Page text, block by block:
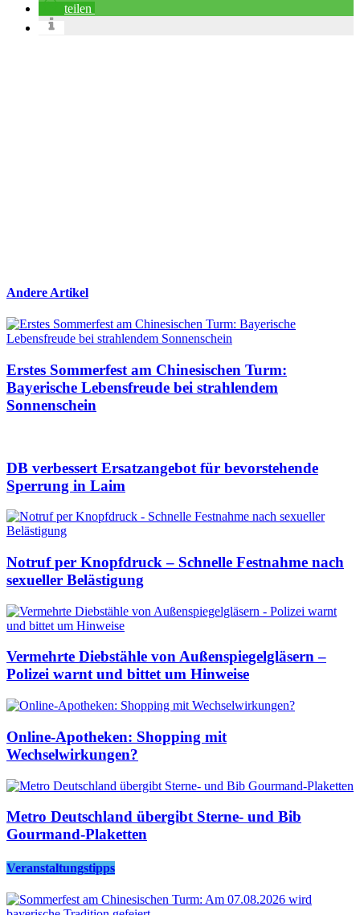
teilen
Andere Artikel
Erstes Sommerfest am Chinesischen Turm:
Bayerische Lebensfreude bei strahlendem
Sonnenschein
DB verbessert Ersatzangebot für bevorstehende
Sperrung in Laim
Notruf per Knopfdruck – Schnelle Festnahme nach
sexueller Belästigung
Vermehrte Diebstähle von Außenspiegelgläsern –
Polizei warnt und bittet um Hinweise
Online-Apotheken: Shopping mit
Wechselwirkungen?
Metro Deutschland übergibt Sterne- und Bib
Gourmand-Plaketten
Veranstaltungstipps